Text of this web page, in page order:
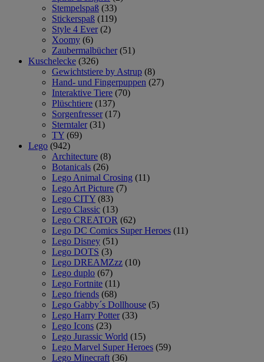
Stempelspaß (33)
Stickerspaß (119)
Style 4 Ever (2)
Xoomy (6)
Zaubermalbücher (51)
Kuschelecke (326)
Gewichtstiere by Astrup (8)
Hand- und Fingerpuppen (27)
Interaktive Tiere (70)
Plüschtiere (137)
Sorgenfresser (17)
Sterntaler (31)
TY (69)
Lego (942)
Architecture (8)
Botanicals (26)
Lego Animal Crosing (11)
Lego Art Picture (7)
Lego CITY (83)
Lego Classic (13)
Lego CREATOR (62)
Lego DC Comics Super Heroes (11)
Lego Disney (51)
Lego DOTS (3)
Lego DREAMZzz (10)
Lego duplo (67)
Lego Fortnite (11)
Lego friends (68)
Lego Gabby´s Dollhouse (5)
Lego Harry Potter (33)
Lego Icons (23)
Lego Jurassic World (15)
Lego Marvel Super Heroes (59)
Lego Minecraft (36)